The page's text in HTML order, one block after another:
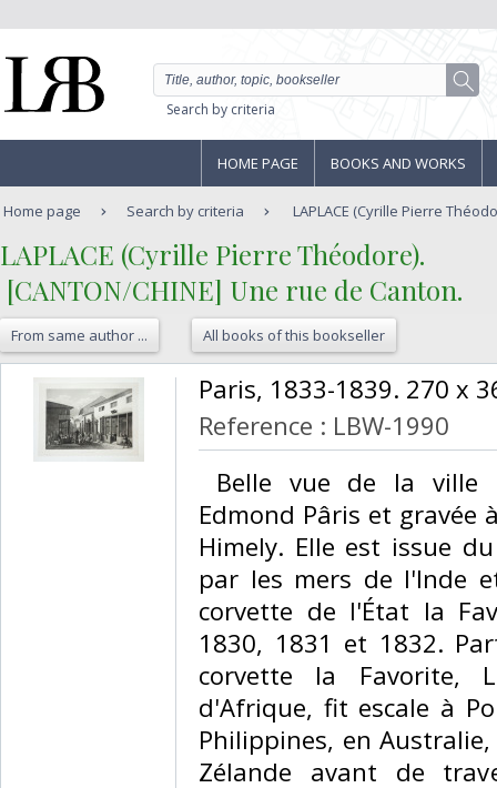
Search by criteria
HOME PAGE BOOKS AND WORKS
Home page Search by criteria LAPLACE (Cyrille Pierre
‎LAPLACE (Cyrille Pierre Théodore).‎
‎ [CANTON/CHINE] Une rue de Canton.‎
From same author ... All books of this bookseller
‎Paris, 1833-1839. 270 x
Reference : LBW-1990
Belle vue de la ville
Edmond Pâris et
Himely. Elle est issue
par les mers de l'Inde
corvette de l'État la
1830, 1831 et 1832.
corvette la Favorite,
d'Afrique, fit escale à
Philippines, en
Zélande avant de